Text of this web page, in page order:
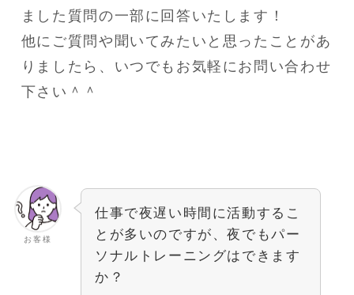
ました質問の一部に回答いたします！
他にご質問や聞いてみたいと思ったことがあ
りましたら、いつでもお気軽にお問い合わせ
下さい＾＾
お客様
仕事で夜遅い時間に活動するこ
とが多いのですが、夜でもパー
ソナルトレーニングはできます
か？